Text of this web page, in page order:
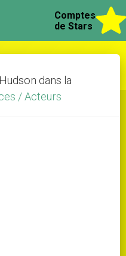
Comptes
de Stars
dans la
/ Acteurs